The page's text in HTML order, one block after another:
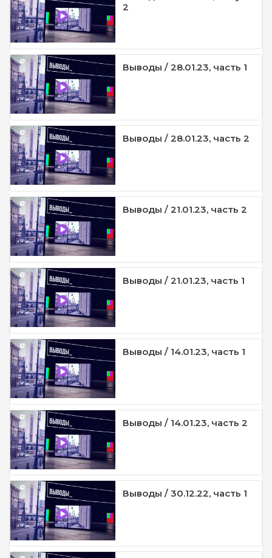
2
Выводы / 28.01.23, часть 1
Выводы / 28.01.23, часть 2
Выводы / 21.01.23, часть 2
Выводы / 21.01.23, часть 1
Выводы / 14.01.23, часть 1
Выводы / 14.01.23, часть 2
Выводы / 30.12.22, часть 1